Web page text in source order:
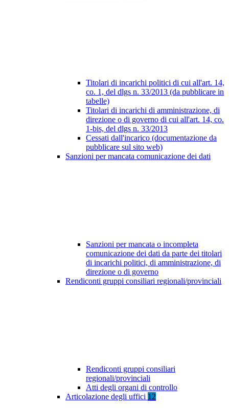
Titolari di incarichi politici di cui all'art. 14,
co. 1, del dlgs n. 33/2013 (da pubblicare in
tabelle)
Titolari di incarichi di amministrazione, di
direzione o di governo di cui all'art. 14, co.
1-bis, del dlgs n. 33/2013
Cessati dall'incarico (documentazione da
pubblicare sul sito web)
Sanzioni per mancata comunicazione dei dati
Sanzioni per mancata o incompleta
comunicazione dei dati da parte dei titolari
di incarichi politici, di amministrazione, di
direzione o di governo
Rendiconti gruppi consiliari regionali/provinciali
Rendiconti gruppi consiliari
regionali/provinciali
Atti degli organi di controllo
Articolazione degli uffici 12